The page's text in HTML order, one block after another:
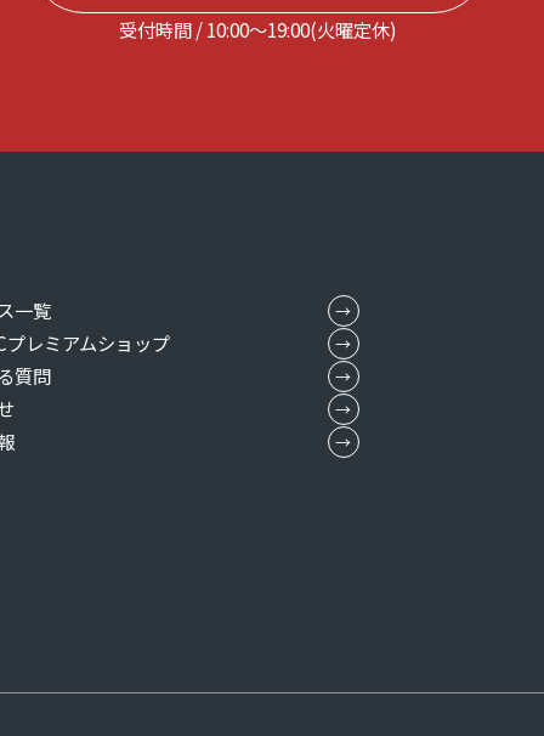
受付時間 / 10:00～19:00(火曜定休)
一覧
プレミアムショップ
質問